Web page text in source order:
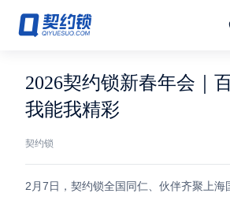
E‑signature
Seals
archives
Free Trial
Already have an account,
2026契约锁新春年会｜百舸聚万力·
我能我精彩
契约锁
2月7日，契约锁全国同仁、伙伴齐聚上海国际会议中心，共